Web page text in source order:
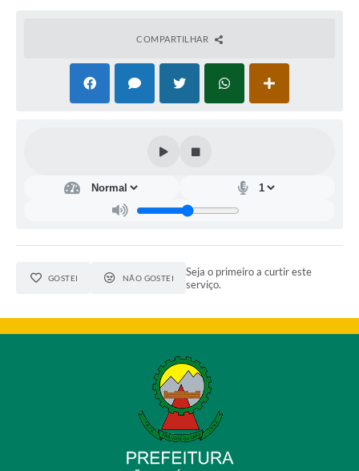
COMPARTILHAR
GOSTEI NÃO GOSTEI
Seja o primeiro a curtir este
serviço.